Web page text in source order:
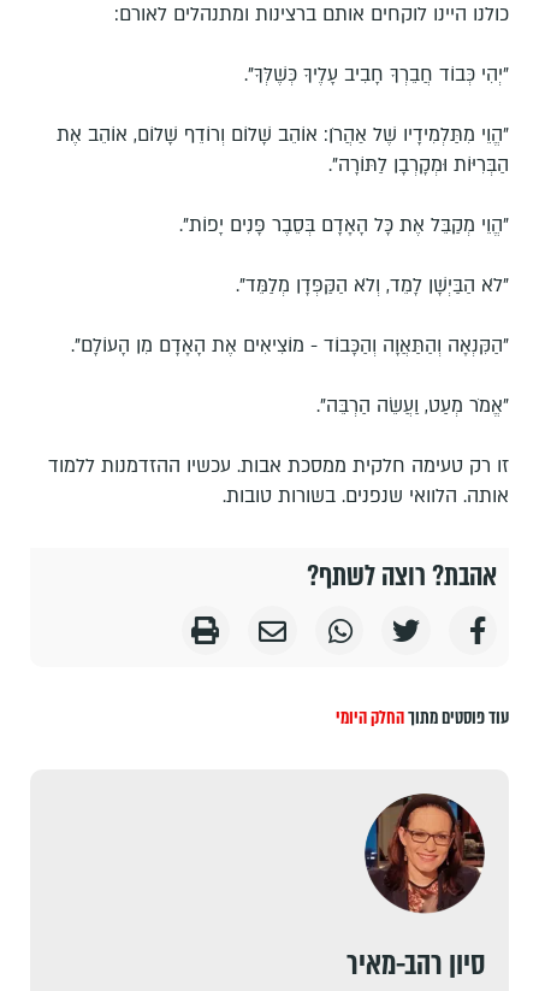
כולנו היינו לוקחים אותם ברצינות ומתנהלים לאורם:
"יְהִי כְּבוֹד חֲבֵרְךָ חָבִיב עָלֶיךָ כְּשֶׁלְּךָ".
"הֱוֵי מִתַּלְמִידָיו שֶׁל אַהֲרֹן: אוֹהֵב שָׁלוֹם וְרוֹדֵף שָׁלוֹם, אוֹהֵב אֶת
הַבְּרִיּוֹת וּמְקָרְבָן לַתּוֹרָה".
"הֱוֵי מְקַבֵּל אֶת כָּל הָאָדָם בְּסֵבֶר פָּנִים יָפוֹת".
"לֹא הַבַּיְשָׁן לָמֵד, וְלֹא הַקַּפְּדָן מְלַמֵּד".
"הַקִּנְאָה וְהַתַּאֲוָה וְהַכָּבוֹד - מוֹצִיאִים אֶת הָאָדָם מִן הָעוֹלָם".
"אֱמֹר מְעַט, וַעֲשֵׂה הַרְבֵּה".
זו רק טעימה חלקית ממסכת אבות. עכשיו ההזדמנות ללמוד
אותה. הלוואי שנפנים. בשורות טובות.
אהבת? רוצה לשתף?
עוד פוסטים מתוךהחלק היומי
סיון רהב-מאיר